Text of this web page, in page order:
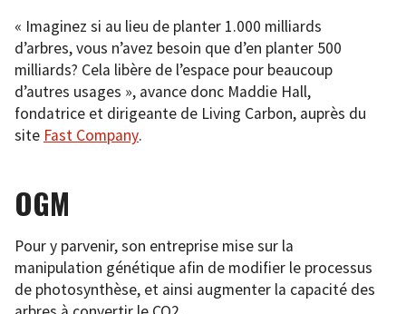
« Imaginez si au lieu de planter 1.000 milliards
d’arbres, vous n’avez besoin que d’en planter 500
milliards? Cela libère de l’espace pour beaucoup
d’autres usages », avance donc Maddie Hall,
fondatrice et dirigeante de Living Carbon, auprès du
site Fast Company.
OGM
Pour y parvenir, son entreprise mise sur la
manipulation génétique afin de modifier le processus
de photosynthèse, et ainsi augmenter la capacité des